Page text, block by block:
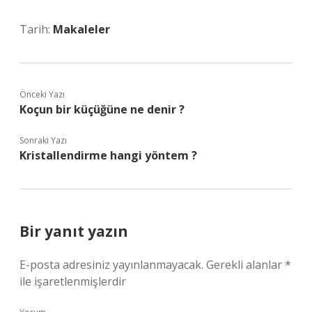
Tarih: Makaleler
Önceki Yazı
Koçun bir küçüğüne ne denir ?
Sonraki Yazı
Kristallendirme hangi yöntem ?
Bir yanıt yazın
E-posta adresiniz yayınlanmayacak. Gerekli alanlar*
ile işaretlenmişlerdir